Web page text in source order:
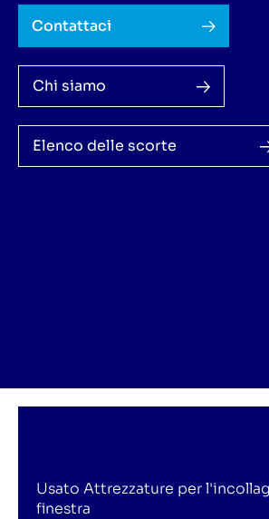
Contattaci
Chi siamo
Elenco delle scorte
Usato Attrezzature per
finestra